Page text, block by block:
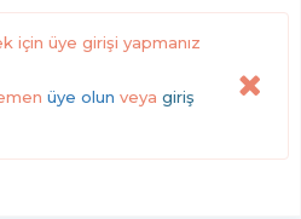
için üye girişi yapmanız
üye olun veya giriş